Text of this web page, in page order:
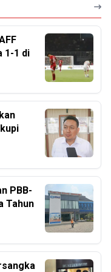
1-1 di
PBB-
Tahun